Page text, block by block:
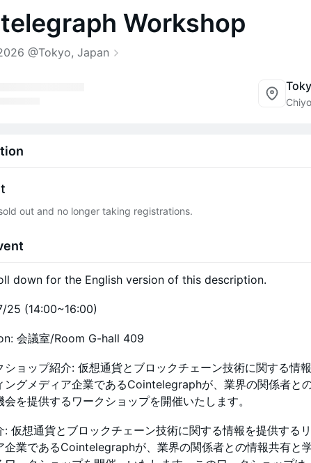
Workshop
@Tokyo, Japan
out and no longer taking registrations.
down for the English version of this description.
25 (14:00~16:00)
会議室/Room G-hall 409
ショップ紹介: 仮想通貨とブロックチェーン技術に関する情
ングメディア企業であるCointelegraphが、業界の関係者と
を提供するワークショップを開催いたします。
: 仮想通貨とブロックチェーン技術に関する情報を提供する
企業であるCointelegraphが、業界の関係者との情報共有と